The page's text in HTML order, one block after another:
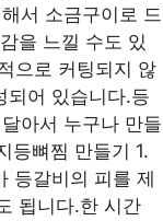
서 소금구이로 드
을 느낄 수도 있
으로 커팅되지 않
되어 있습니다.등
아서 누구나 만들
등뼈찜 만들기 1.
등갈비의 피를 제
됩니다.한 시간